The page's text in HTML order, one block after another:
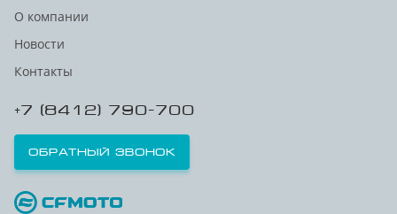
О компании
Новости
Контакты
+7 (8412) 790-700
Обратный звонок